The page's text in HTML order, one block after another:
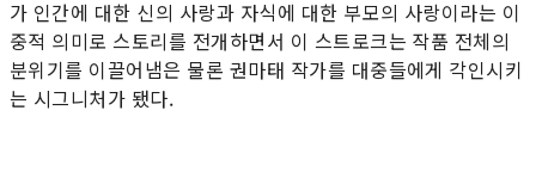
가 인간에 대한 신의 사랑과 자식에 대한 부모의 사랑이라는 이
중적 의미로 스토리를 전개하면서 이 스트로크는 작품 전체의
분위기를 이끌어냄은 물론 권마태 작가를 대중들에게 각인시키
는 시그니처가 됐다.